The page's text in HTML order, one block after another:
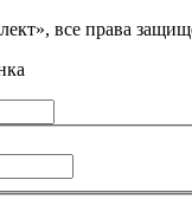
все права